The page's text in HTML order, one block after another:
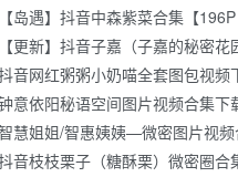
【岛遇】抖音中森紫菜合集【196P
【更新】抖音子嘉（子嘉的秘密
音网红粥粥小奶喵全套图包视
意依阳秘语空间图片视频合集下
慧姐姐/智惠姨姨—微密图片视频
音枝枝栗子（糖酥栗）微密圈合